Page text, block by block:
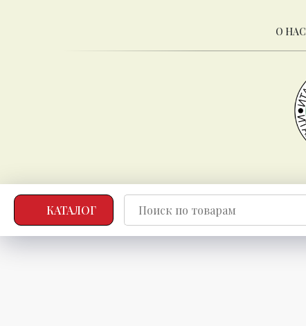
О НАС
КАТАЛОГ